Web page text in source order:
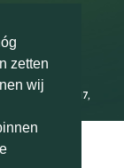
zetten
wij
2016, 2017,
en 2025